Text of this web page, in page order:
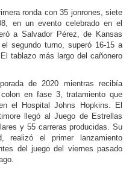
ronda con 35 jonrones, siete
en un evento celebrado en el
a Salvador Pérez, de Kansas
segundo turno, superó 16-15 a
tablazo más largo del cañonero
de 2020 mientras recibía
en fase 3, tratamiento que
el Hospital Johns Hopkins. El
llegó al Juego de Estrellas
y 55 carreras producidas. Su
realizó el primer lanzamiento
del juego del viernes pasado